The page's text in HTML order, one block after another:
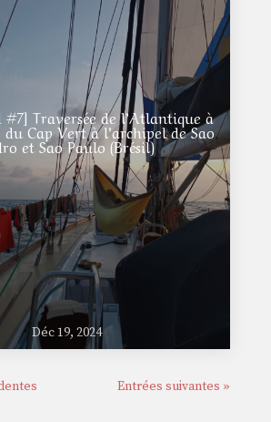
#7] Traversée de l’Atlantique à
Cap Vert à l’archipel de Sao
et Sao Paulo (Brésil)
Déc 19, 2024
Entrées suivantes »